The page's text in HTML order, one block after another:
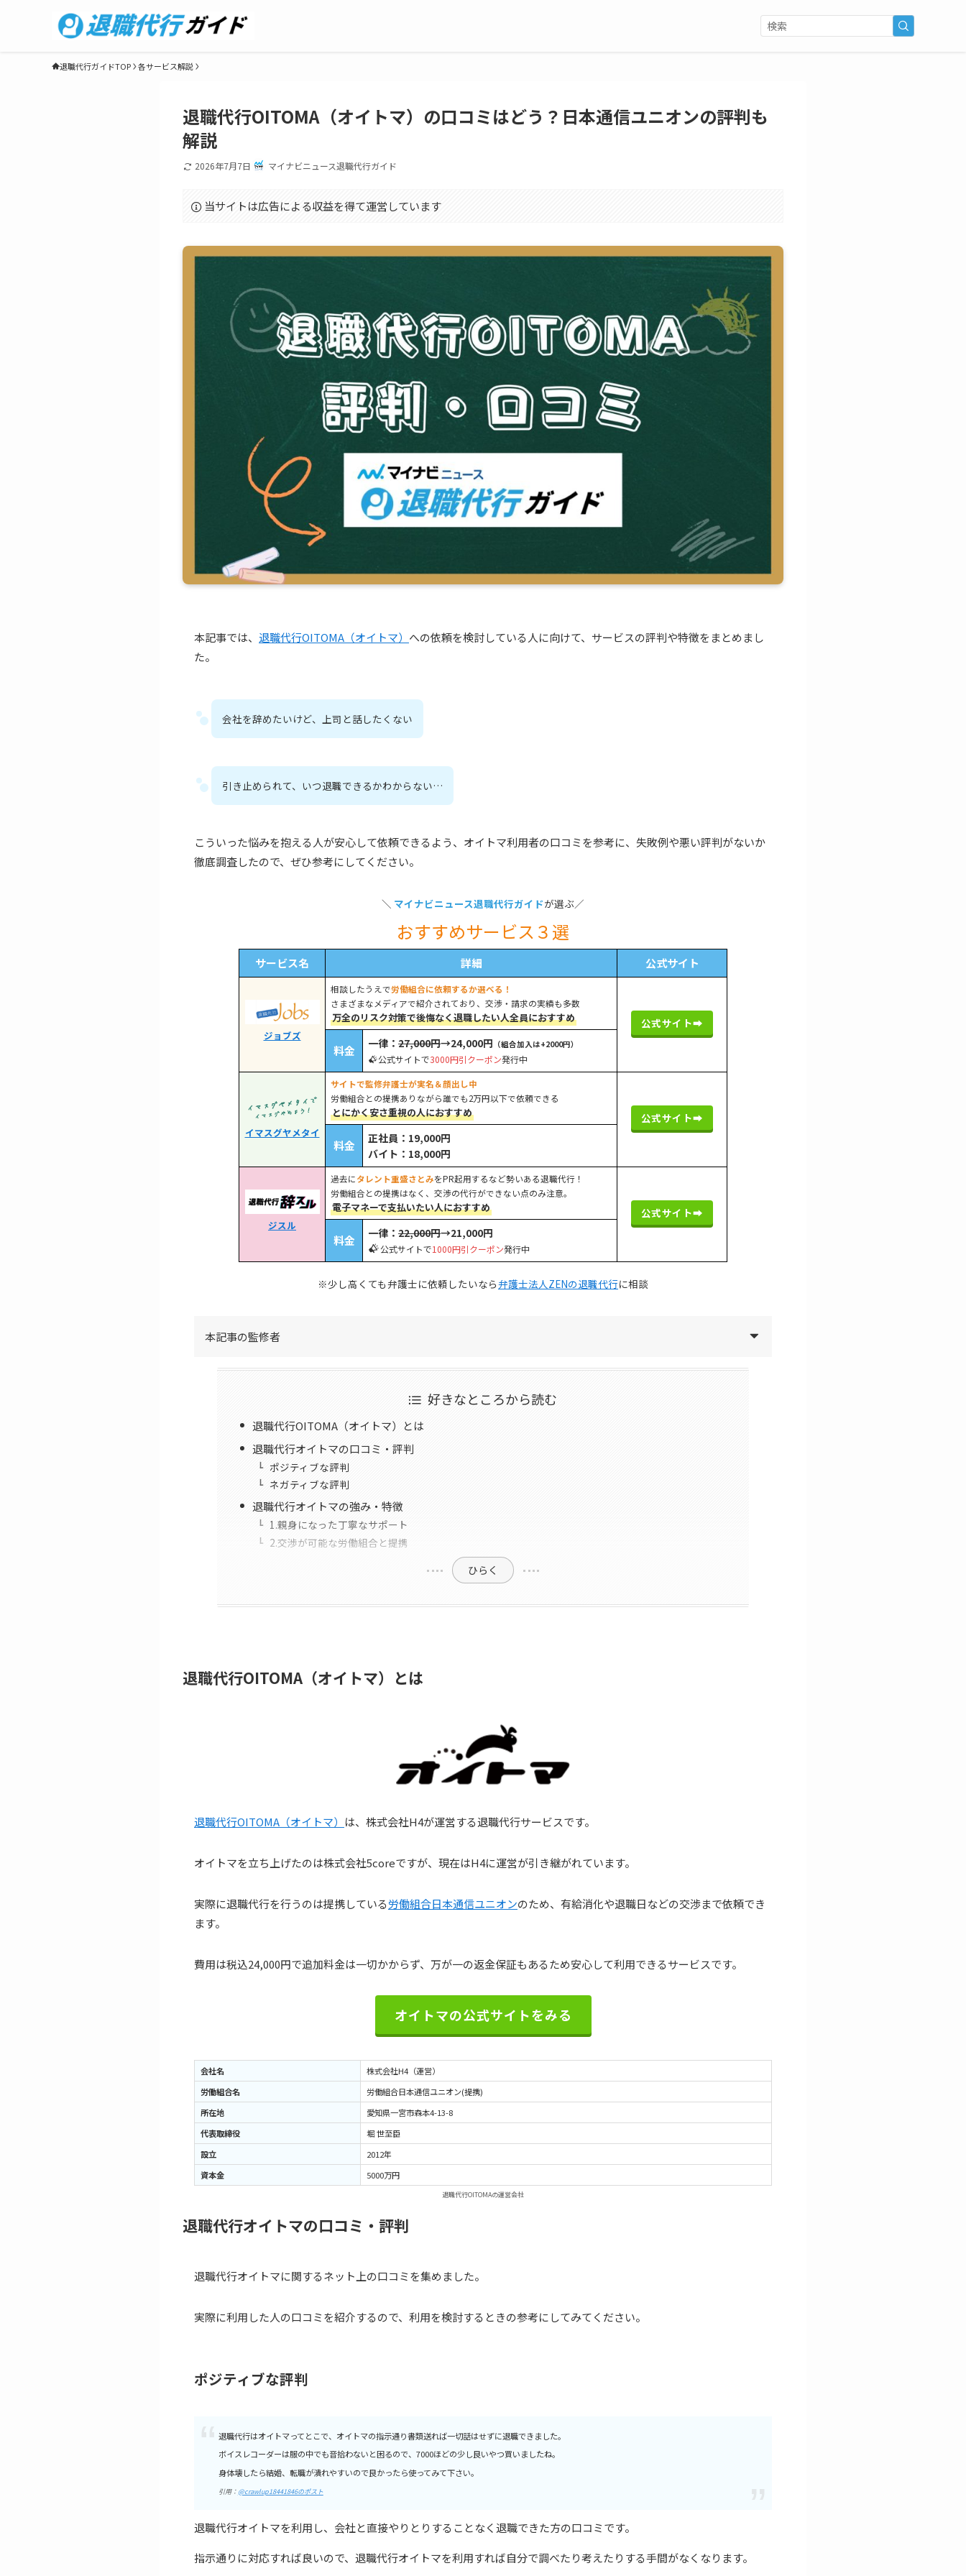
退職代行ガイドTOP 各サービス解説
退職代行OITOMA（オイトマ）の口コミはどう？日本通信ユニオンの評判も
解説
2026年7月7日 マイナビニュース退職代行ガイド
当サイトは広告による収益を得て運営しています
本記事では、 退職代行OITOMA（オイトマ） への依頼を検討している人に向けて、サービスの評判や特徴をまとめまし
た。
会社を辞めたいけど、上司と話したくない
引き止められて、いつ退職できるかわからない…
こういった悩みを抱える人が安心して依頼できるよう、オイトマ利用者の口コミを参考に、失敗例や悪い評判がないか
徹底調査したので、ぜひ参考にしてください。
＼ マイナビニュース退職代行ガイドが選ぶ／
おすすめサービス３選
サービス名 詳細 公式サイト
ジョブズ
相談したうえで労働組合に依頼するか選べる！
さまざまなメディアで紹介されており、交渉・請求の実績も多数
万全のリスク対策で後悔なく退職したい人全員におすすめ 公式サイト➡︎
料金 一律： 27,000円→24,000円 （組合加入は+2000円）
公式サイトで3000円引クーポン発行中
イマスグヤメタイ
サイトで監修弁護士が実名＆顔出し中
労働組合との提携ありながら誰でも2万円以下で依頼できる
とにかく安さ重視の人におすすめ 公式サイト➡︎
料金
正社員：19,000円
バイト：18,000円
ジスル
過去にタレント重盛さとみをPR起用するなど勢いある退職代行！
労働組合との提携はなく、交渉の代行ができない点のみ注意。
電子マネーで支払いたい人におすすめ 公式サイト➡︎
料金 一律： 22,000円→21,000円
公式サイトで1000円引クーポン発行中
※少し高くても弁護士に依頼したいなら弁護士法人ZENの退職代行に相談
本記事の監修者
好きなところから読む
退職代行OITOMA（オイトマ）とは
退職代行オイトマの口コミ・評判
ポジティブな評判
ネガティブな評判
退職代行オイトマの強み・特徴
1.親身になった丁寧なサポート
2.交渉が可能な労働組合と提携
ひらく
退職代行OITOMA（オイトマ）とは
退職代行OITOMA（オイトマ） は、株式会社H4が運営する退職代行サービスです。
オイトマを立ち上げたのは株式会社5coreですが、現在はH4に運営が引き継がれています。
実際に退職代行を行うのは提携している労働組合日本通信ユニオンのため、有給消化や退職日などの交渉まで依頼でき
ます。
費用は税込24,000円で追加料金は一切かからず、万が一の返金保証もあるため安心して利用できるサービスです。
オイトマの公式サイトをみる
会社名
株式会社H4（運営）
労働組合名
労働組合日本通信ユニオン(提携)
所在地
愛知県一宮市森本4-13-8
代表取締役
堀 世至臣
設立
2012年
資本金
5000万円
退職代行OITOMAの運営会社
退職代行オイトマの口コミ・評判
退職代行オイトマに関するネット上の口コミを集めました。
実際に利用した人の口コミを紹介するので、利用を検討するときの参考にしてみてください。
ポジティブな評判
退職代行はオイトマってとこで、オイトマの指示通り書類送れば一切話はせずに退職できました。
ボイスレコーダーは服の中でも音拾わないと困るので、7000ほどの少し良いやつ買いましたね。
身体壊したら結婚、転職が潰れやすいので良かったら使ってみて下さい。
引用： @crawlup18441846のポスト
退職代行オイトマを利用し、会社と直接やりとりすることなく退職できた方の口コミです。
指示通りに対応すれば良いので、退職代行オイトマを利用すれば自分で調べたり考えたりする手間がなくなります。